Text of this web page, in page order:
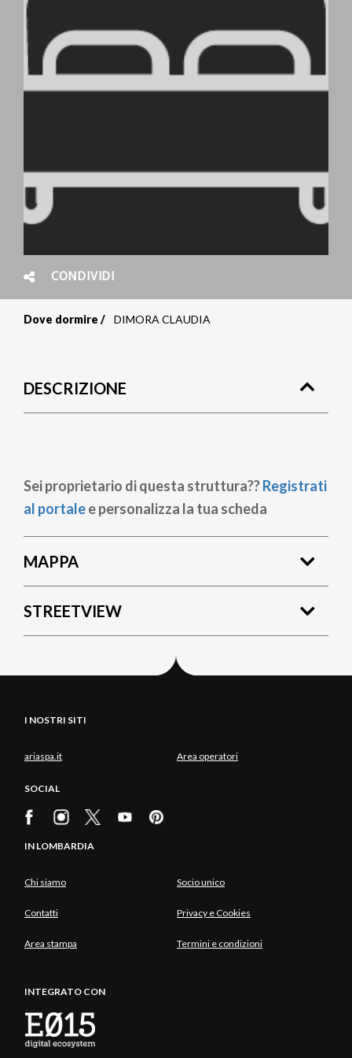
CONDIVIDI
pane
Dove dormire DIMORA CLAUDIA
DESCRIZIONE
Sei proprietario di questa struttura??Registrati
al portalee personalizza la tua scheda
MAPPA
STREETVIEW
I NOSTRI SITI
ariaspa.it Area operatori
SOCIAL
IN LOMBARDIA
Chi siamo Socio unico
Contatti Privacy e Cookies
Area stampa Termini e condizioni
INTEGRATO CON